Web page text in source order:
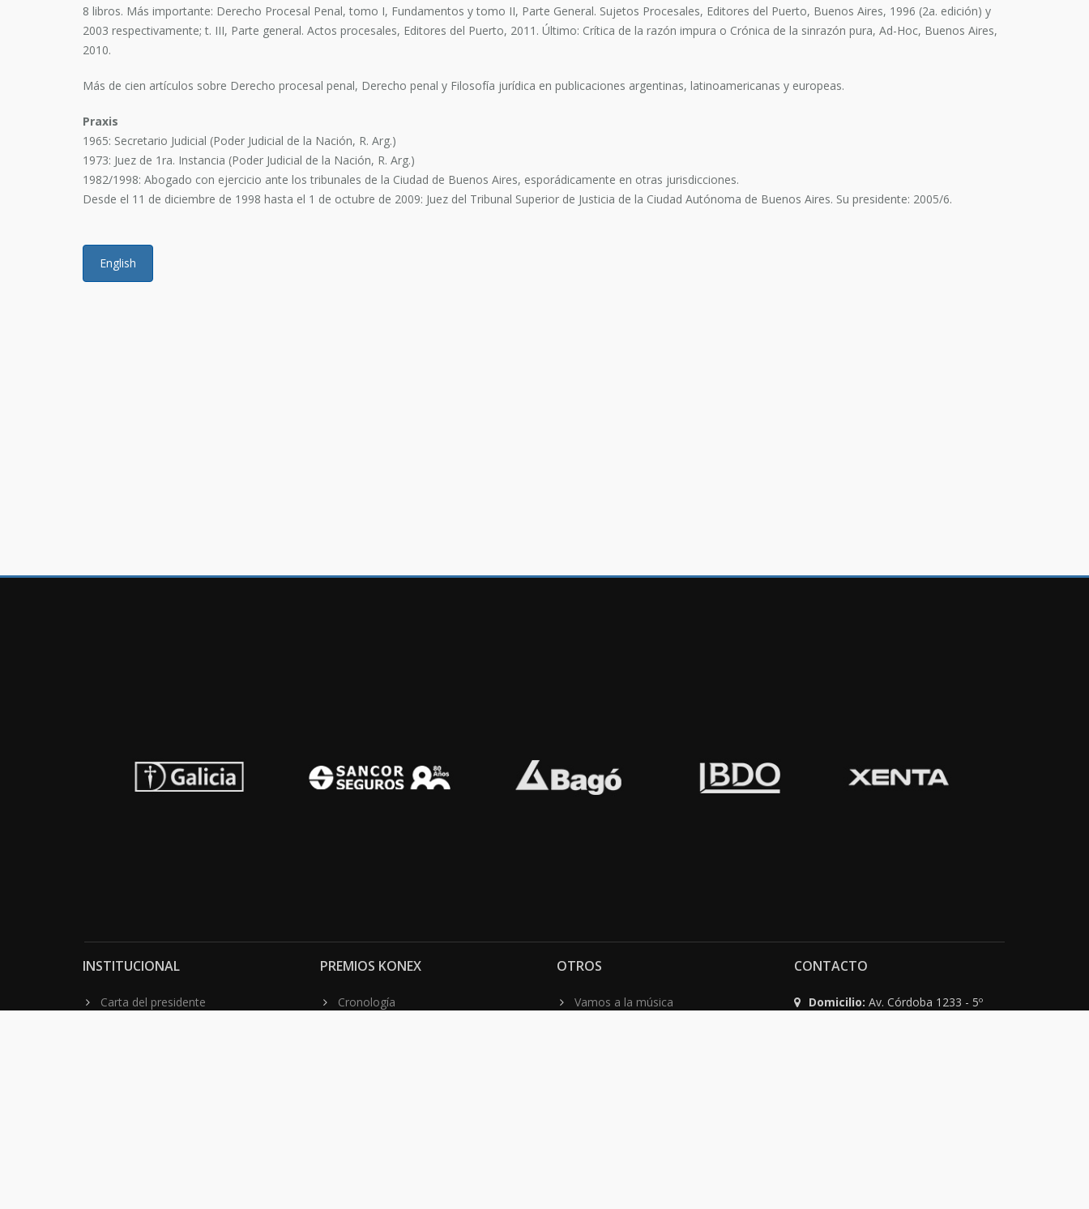
8 libros. Más importante: Derecho Procesal Penal, tomo I, Fundamentos y tomo II, Parte General. Sujetos Procesales, Editores del Puerto, Buenos Aires, 1996 (2a. edición) y
2003 respectivamente; t. III, Parte general. Actos procesales, Editores del Puerto, 2011. Último: Crítica de la razón impura o Crónica de la sinrazón pura, Ad-Hoc, Buenos Aires,
2010.
Más de cien artículos sobre Derecho procesal penal, Derecho penal y Filosofía jurídica en publicaciones argentinas, latinoamericanas y europeas.
Praxis
1965: Secretario Judicial (Poder Judicial de la Nación, R. Arg.)
1973: Juez de 1ra. Instancia (Poder Judicial de la Nación, R. Arg.)
1982/1998: Abogado con ejercicio ante los tribunales de la Ciudad de Buenos Aires, esporádicamente en otras jurisdicciones.
Desde el 11 de diciembre de 1998 hasta el 1 de octubre de 2009: Juez del Tribunal Superior de Justicia de la Ciudad Autónoma de Buenos Aires. Su presidente: 2005/6.
English
INSTITUCIONAL
Carta del presidente
PREMIOS KONEX
Cronología
OTROS
Vamos a la música
CONTACTO
Domicilio: Av. Córdoba 1233 - 5º